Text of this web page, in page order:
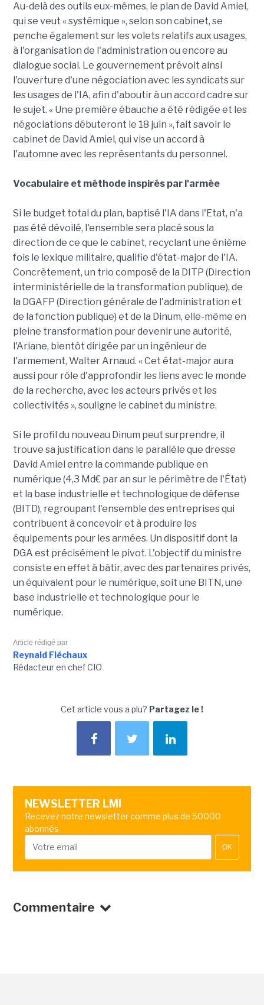
Au-delà des outils eux-mêmes, le plan de David Amiel,
qui se veut « systémique », selon son cabinet, se
penche également sur les volets relatifs aux usages,
à l'organisation de l'administration ou encore au
dialogue social. Le gouvernement prévoit ainsi
l'ouverture d'une négociation avec les syndicats sur
les usages de l'IA, afin d'aboutir à un accord cadre sur
le sujet. « Une première ébauche a été rédigée et les
négociations débuteront le 18 juin », fait savoir le
cabinet de David Amiel, qui vise un accord à
l'automne avec les représentants du personnel.
Vocabulaire et méthode inspirés par l'armée
Si le budget total du plan, baptisé l'IA dans l'Etat, n'a
pas été dévoilé, l'ensemble sera placé sous la
direction de ce que le cabinet, recyclant une énième
fois le lexique militaire, qualifie d'état-major de l'IA.
Concrètement, un trio composé de la DITP (Direction
interministérielle de la transformation publique), de
la DGAFP (Direction générale de l'administration et
de la fonction publique) et de la Dinum, elle-même en
pleine transformation pour devenir une autorité,
l'Ariane, bientôt dirigée par un ingénieur de
l'armement, Walter Arnaud. « Cet état-major aura
aussi pour rôle d'approfondir les liens avec le monde
de la recherche, avec les acteurs privés et les
collectivités », souligne le cabinet du ministre.
Si le profil du nouveau Dinum peut surprendre, il
trouve sa justification dans le parallèle que dresse
David Amiel entre la commande publique en
numérique (4,3 Md€ par an sur le périmètre de l'État)
et la base industrielle et technologique de défense
(BITD), regroupant l'ensemble des entreprises qui
contribuent à concevoir et à produire les
équipements pour les armées. Un dispositif dont la
DGA est précisément le pivot. L'objectif du ministre
consiste en effet à bâtir, avec des partenaires privés,
un équivalent pour le numérique, soit une BITN, une
base industrielle et technologique pour le
numérique.
Article rédigé par
Reynald Fléchaux
Rédacteur en chef CIO
Cet article vous a plu? Partagez le !
NEWSLETTER LMI
Recevez notre newsletter comme plus de 50000
abonnés
OK
Commentaire